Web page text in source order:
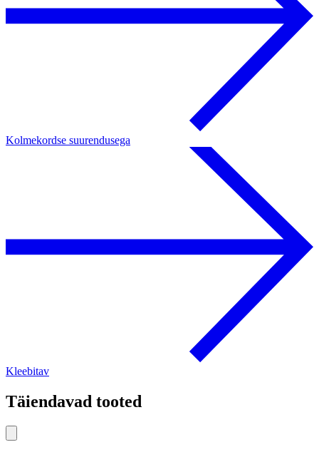
Kolmekordse suurendusega
Kleebitav
Täiendavad tooted